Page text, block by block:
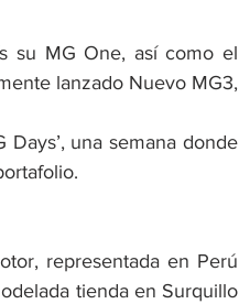
su MG One, así como el
lanzado Nuevo MG3,
una semana donde
representada en Perú
tienda en Surquillo